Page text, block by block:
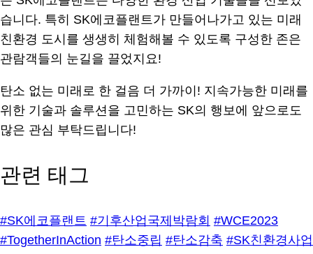
습니다. 특히 SK에코플랜트가 만들어나가고 있는 미래
친환경 도시를 생생히 체험해볼 수 있도록 구성한 존은
관람객들의 눈길을 끌었지요!
탄소 없는 미래로 한 걸음 더 가까이! 지속가능한 미래를
위한 기술과 솔루션을 고민하는 SK의 행보에 앞으로도
많은 관심 부탁드립니다!
관련 태그
#SK에코플랜트 #기후산업국제박람회 #WCE2023
#TogetherInAction #탄소중립 #탄소감축 #SK친환경사업